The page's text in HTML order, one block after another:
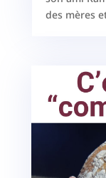
des mères